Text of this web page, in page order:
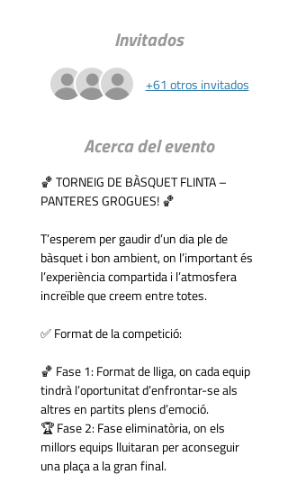
Invitados
+61 otros invitados
Acerca del evento
🏀 TORNEIG DE BÀSQUET FLINTA –
PANTERES GROGUES! 🏀
T’esperem per gaudir d’un dia ple de
bàsquet i bon ambient, on l’important és
l’experiència compartida i l’atmosfera
increïble que creem entre totes.
✅ Format de la competició:
🏀 Fase 1: Format de lliga, on cada equip
tindrà l’oportunitat d’enfrontar-se als
altres en partits plens d’emoció.
🏆 Fase 2: Fase eliminatòria, on els
millors equips lluitaran per aconseguir
una plaça a la gran final.